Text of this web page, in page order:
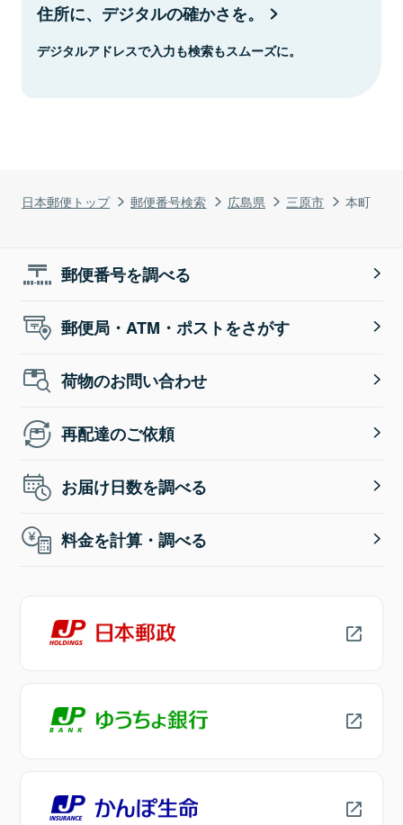
日本郵便トップ 郵便番号検索 広島県 三原市 本町
住所に、デジタルの確かさを。
デジタルアドレスで入力も検索もスムーズに。
郵便番号を調べる
郵便局・ATM・ポストをさがす
荷物のお問い合わせ
再配達のご依頼
お届け日数を調べる
料金を計算・調べる